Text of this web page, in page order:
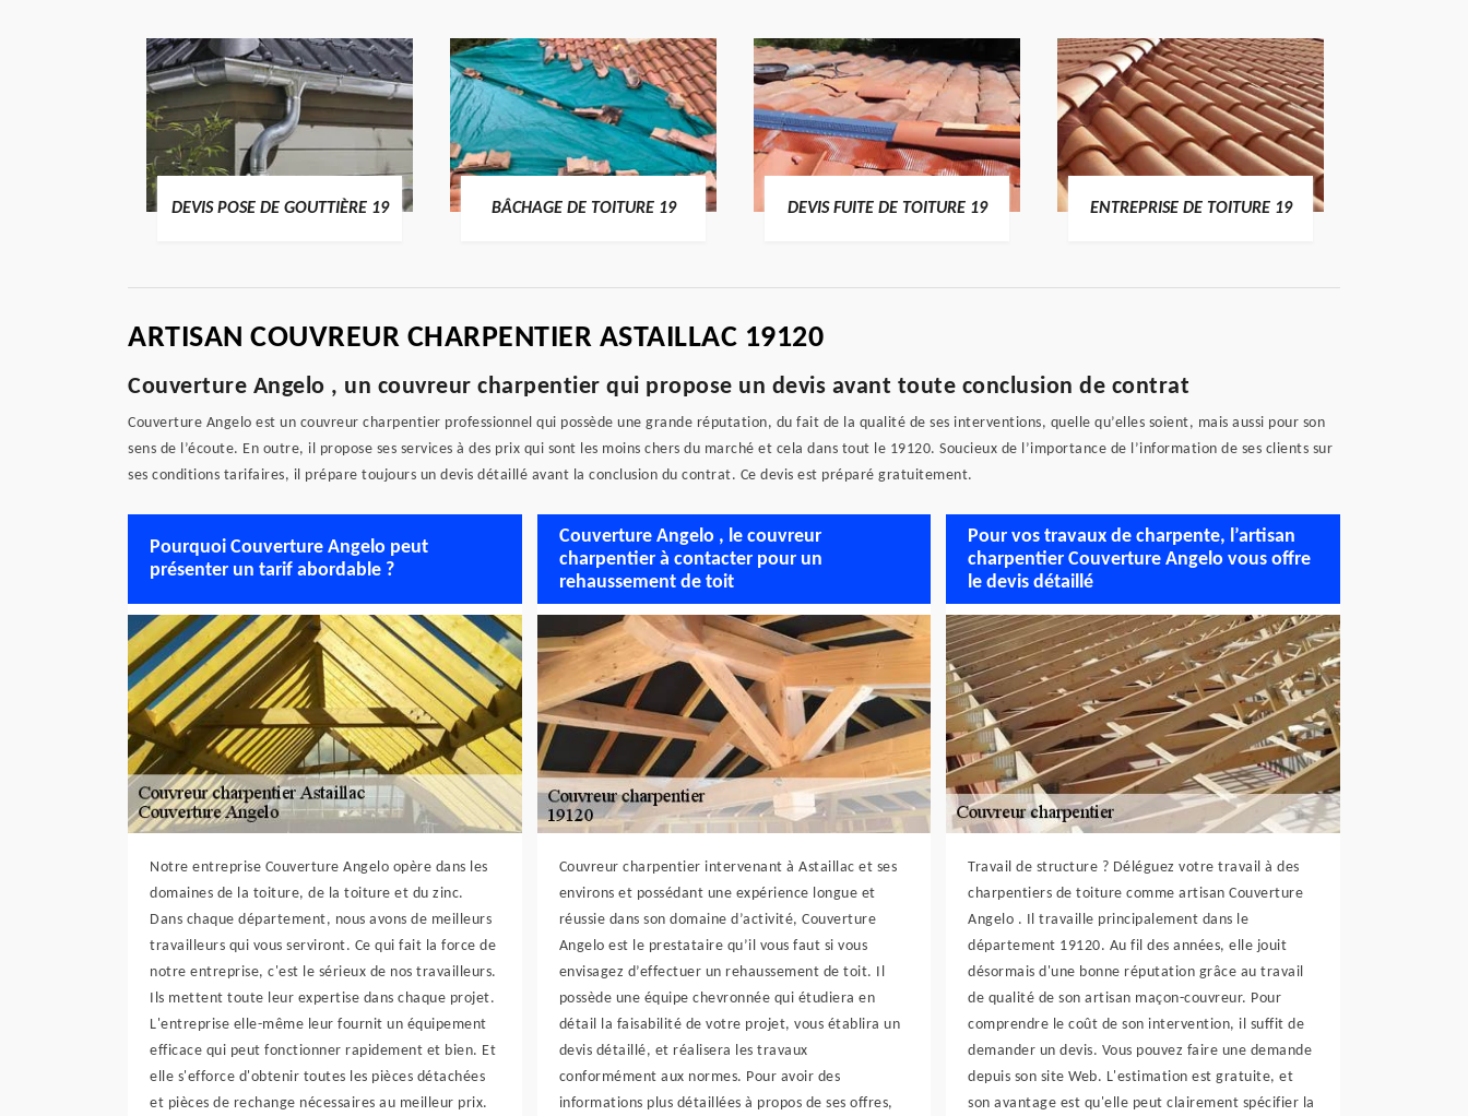
DEVIS POSE DE GOUTTIÈRE 19 BÂCHAGE DE TOITURE 19 DEVIS FUITE DE TOITURE 19 ENTREPRISE DE TOITURE 19
ARTISAN COUVREUR CHARPENTIER ASTAILLAC 19120
Couverture Angelo , un couvreur charpentier qui propose un devis avant toute conclusion de contrat
Couverture Angelo est un couvreur charpentier professionnel qui possède une grande réputation, du fait de la qualité de ses interventions, quelle qu’elles soient, mais aussi pour son
sens de l’écoute. En outre, il propose ses services à des prix qui sont les moins chers du marché et cela dans tout le 19120. Soucieux de l’importance de l’information de ses clients sur
ses conditions tarifaires, il prépare toujours un devis détaillé avant la conclusion du contrat. Ce devis est préparé gratuitement.
Pourquoi Couverture Angelo peut
présenter un tarif abordable ?
Notre entreprise Couverture Angelo opère dans les
domaines de la toiture, de la toiture et du zinc.
Dans chaque département, nous avons de meilleurs
travailleurs qui vous serviront. Ce qui fait la force de
notre entreprise, c'est le sérieux de nos travailleurs.
Ils mettent toute leur expertise dans chaque projet.
L'entreprise elle-même leur fournit un équipement
efficace qui peut fonctionner rapidement et bien. Et
elle s'efforce d'obtenir toutes les pièces détachées
et pièces de rechange nécessaires au meilleur prix.
Couverture Angelo , le couvreur
charpentier à contacter pour un
rehaussement de toit
Couvreur charpentier intervenant à Astaillac et ses
environs et possédant une expérience longue et
réussie dans son domaine d’activité, Couverture
Angelo est le prestataire qu’il vous faut si vous
envisagez d’effectuer un rehaussement de toit. Il
possède une équipe chevronnée qui étudiera en
détail la faisabilité de votre projet, vous établira un
devis détaillé, et réalisera les travaux
conformément aux normes. Pour avoir des
informations plus détaillées à propos de ses offres,
Pour vos travaux de charpente, l’artisan
charpentier Couverture Angelo vous offre
le devis détaillé
Travail de structure ? Déléguez votre travail à des
charpentiers de toiture comme artisan Couverture
Angelo . Il travaille principalement dans le
département 19120. Au fil des années, elle jouit
désormais d'une bonne réputation grâce au travail
de qualité de son artisan maçon-couvreur. Pour
comprendre le coût de son intervention, il suffit de
demander un devis. Vous pouvez faire une demande
depuis son site Web. L'estimation est gratuite, et
son avantage est qu'elle peut clairement spécifier la